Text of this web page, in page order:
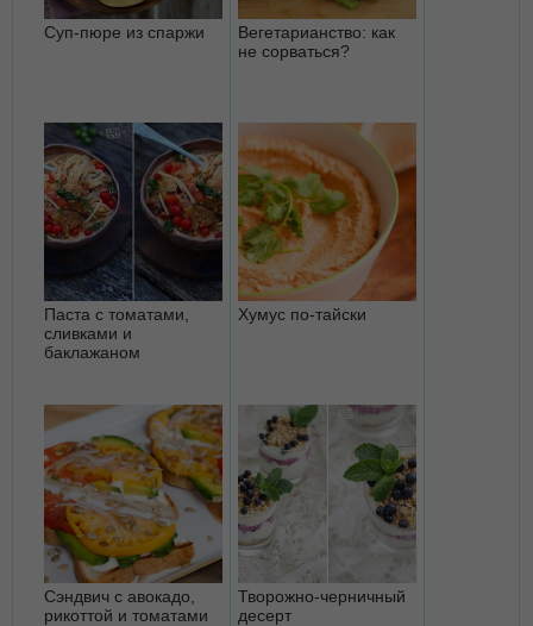
Суп-пюре из спаржи
Вегетарианство: как
не сорваться?
Паста с томатами,
сливками и
баклажаном
Хумус по-тайски
Сэндвич с авокадо,
рикоттой и томатами
Творожно-черничный
десерт